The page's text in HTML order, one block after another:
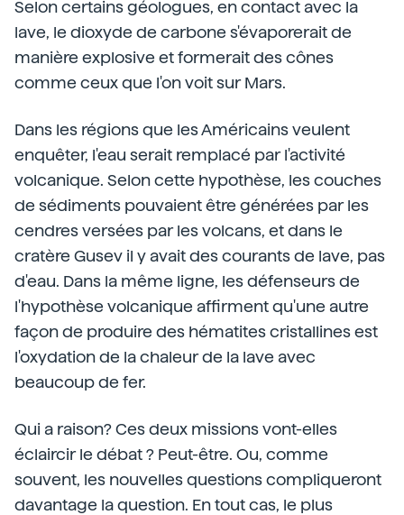
Selon certains géologues, en contact avec la
lave, le dioxyde de carbone s'évaporerait de
manière explosive et formerait des cônes
comme ceux que l'on voit sur Mars.
Dans les régions que les Américains veulent
enquêter, l'eau serait remplacé par l'activité
volcanique. Selon cette hypothèse, les couches
de sédiments pouvaient être générées par les
cendres versées par les volcans, et dans le
cratère Gusev il y avait des courants de lave, pas
d'eau. Dans la même ligne, les défenseurs de
l'hypothèse volcanique affirment qu'une autre
façon de produire des hématites cristallines est
l'oxydation de la chaleur de la lave avec
beaucoup de fer.
Qui a raison? Ces deux missions vont-elles
éclaircir le débat ? Peut-être. Ou, comme
souvent, les nouvelles questions compliqueront
davantage la question. En tout cas, le plus